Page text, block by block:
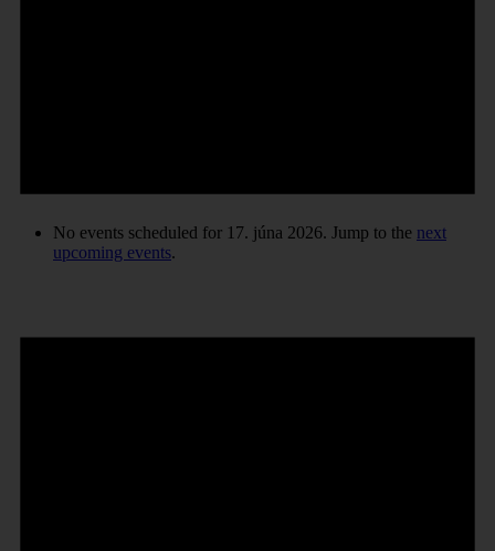
No events scheduled for 17. júna 2026. Jump to the next
upcoming events.